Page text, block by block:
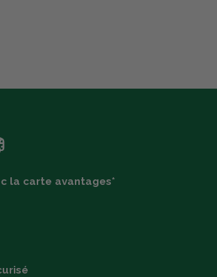
la carte avantages*